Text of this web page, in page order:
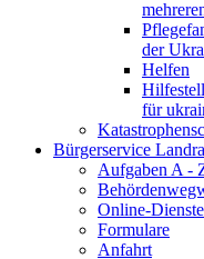
der
Helfen
für
Bürgerservice
Aufgaben A -
Online-Dienste
Formulare
Anfahrt